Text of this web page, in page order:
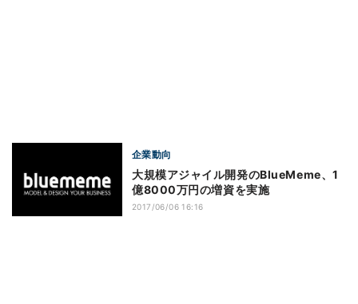
企業動向
大規模アジャイル開発のBlueMeme、1
億8000万円の増資を実施
2017/06/06 16:16